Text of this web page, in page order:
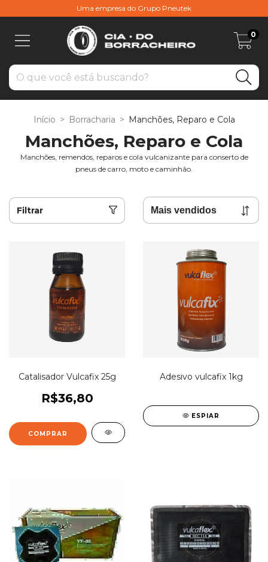
Uma empresa do Grupo Pneutek
0
Início > Borracharia > Manchões, Reparo e Cola
Manchões, Reparo e Cola
Manchões, remendos, reparos e cola vulcanizante para conserto de
pneus de carro, moto e caminhão.
Filtrar
Catalisador Vulcafix 25g
R$36,80
Adesivo vulcafix 1kg
ESPIAR